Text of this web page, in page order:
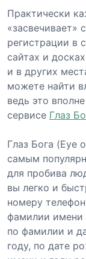
Практически
«засвечивает»
регистрации в
сайтах и
и в других
можете найти
ведь это
сервисе Глаз
Глаз Бога (Eye
самым
для пробива
вы легко и
номеру
фамилии имени
по фамилии и
году, по дате